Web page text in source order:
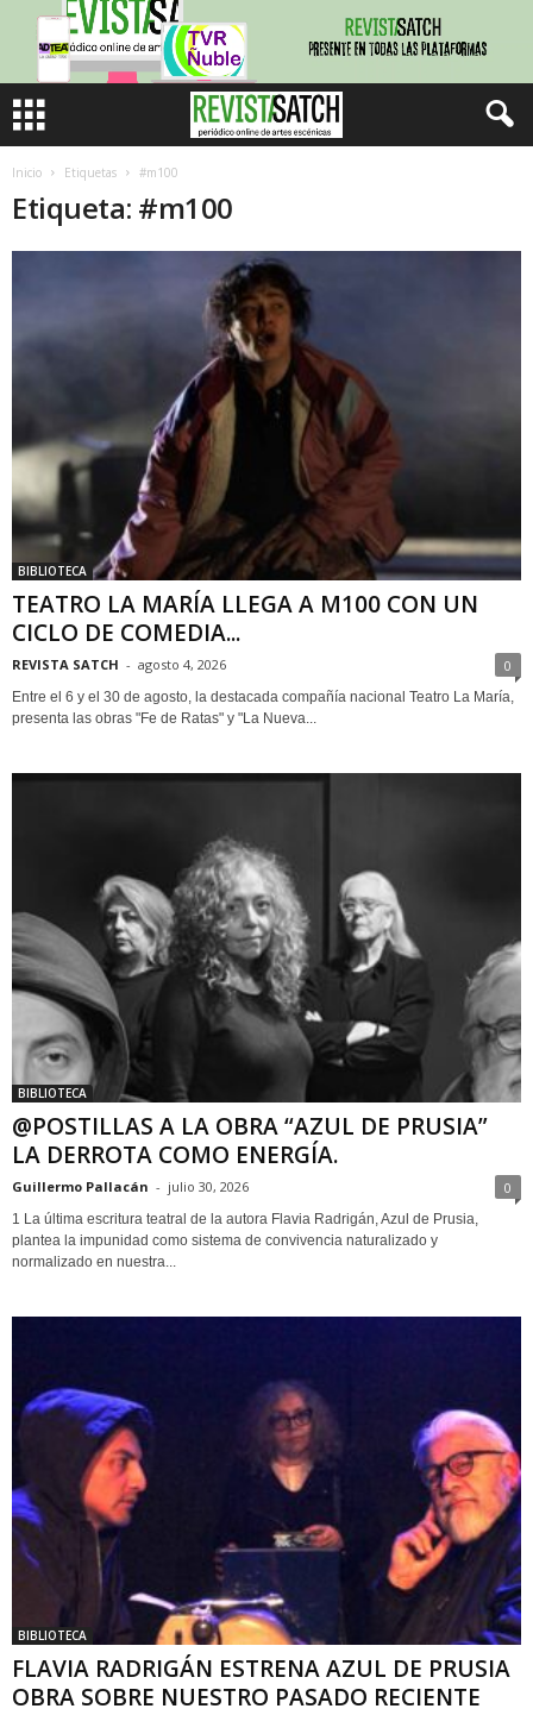
Inicio Etiquetas #m100
Etiqueta: #m100
BIBLIOTECA
TEATRO LA MARÍA LLEGA A M100 CON UN
CICLO DE COMEDIA...
REVISTA SATCH - agosto 4, 2026 0
Entre el 6 y el 30 de agosto, la destacada compañía nacional Teatro La María,
presenta las obras "Fe de Ratas" y "La Nueva...
BIBLIOTECA
@POSTILLAS A LA OBRA “AZUL DE PRUSIA”
LA DERROTA COMO ENERGÍA.
Guillermo Pallacán - julio 30, 2026 0
1 La última escritura teatral de la autora Flavia Radrigán, Azul de Prusia,
plantea la impunidad como sistema de convivencia naturalizado y
normalizado en nuestra...
BIBLIOTECA
FLAVIA RADRIGÁN ESTRENA AZUL DE PRUSIA
OBRA SOBRE NUESTRO PASADO RECIENTE